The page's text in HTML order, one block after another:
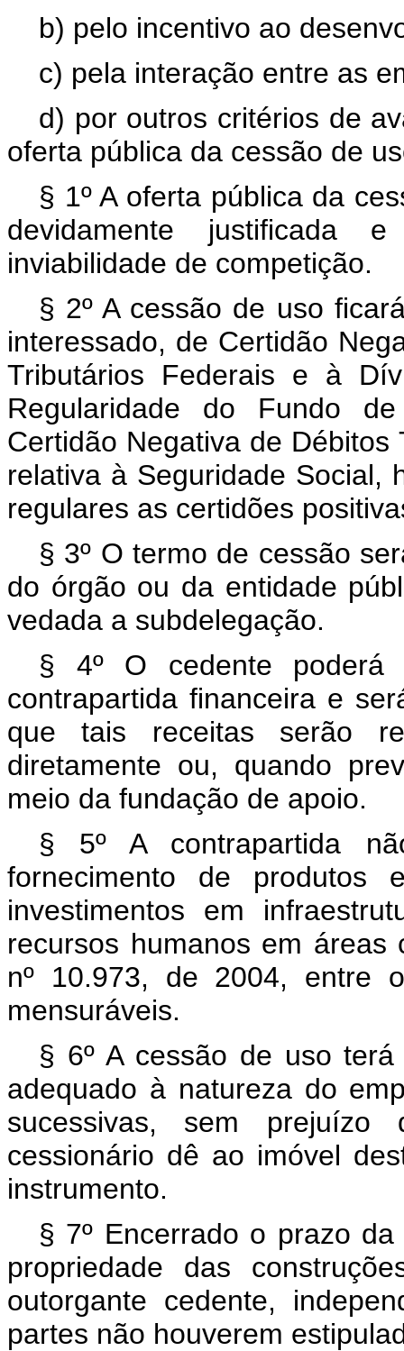
b) pelo incentivo ao
c) pela interação entre as
d) por outros critérios de
oferta pública da cessão de
§ 1º A oferta pública da
devidamente justificada
inviabilidade de competição.
§ 2º A cessão de uso
interessado, de Certidão
Tributários Federais e à
Regularidade do Fundo
Certidão Negativa de
relativa à Seguridade Social,
regulares as certidões
§ 3º O termo de cessão
do órgão ou da entidade
vedada a subdelegação.
§ 4º O cedente poderá
contrapartida financeira e
que tais receitas serão
diretamente ou, quando
meio da fundação de apoio.
§ 5º A contrapartida
fornecimento de produtos
investimentos em
recursos humanos em
nº 10.973, de 2004, entre
mensuráveis.
§ 6º A cessão de uso
adequado à natureza do
sucessivas, sem
cessionário dê ao imóvel
instrumento.
§ 7º Encerrado o prazo
propriedade das
outorgante cedente,
partes não houverem